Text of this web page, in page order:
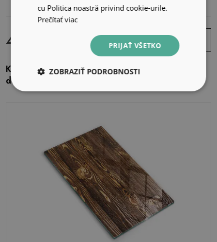
44.99 EUR
Zobraziť
ponuku
Kalené sklo za sporák 60x52 cm Šedé drevené
dosky s tieňmi
cu Politica noastră privind cookie-urile.
Prečítať viac
PRIJAŤ VŠETKO
ZOBRAZIŤ PODROBNOSTI